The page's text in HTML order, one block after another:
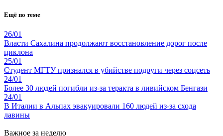
Ещё по теме
26/01
Власти Сахалина продолжают восстановление дорог после
циклона
25/01
Студент МГТУ признался в убийстве подруги через соцсеть
24/01
Более 30 людей погибли из-за теракта в ливийском Бенгази
24/01
В Италии в Альпах эвакуировали 160 людей из-за схода
лавины
Важное за неделю